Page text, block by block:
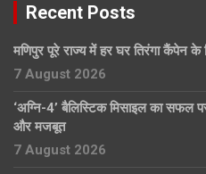
Recent Posts
मणिपुर पूरे राज्य में हर घर तिरंगा कैंपेन के
7 August 2026
‘अग्नि-4’ बैलिस्टिक मिसाइल का सफल
और मजबूत
7 August 2026